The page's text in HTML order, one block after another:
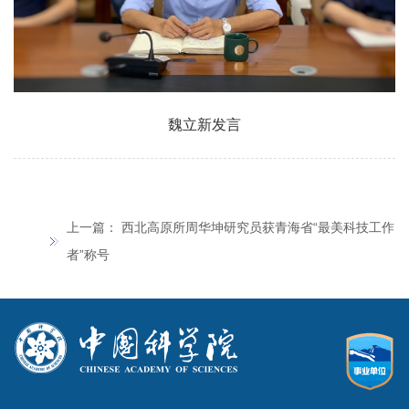
魏立新发言
上一篇： 西北高原所周华坤研究员获青海省“最美科技工作
者”称号